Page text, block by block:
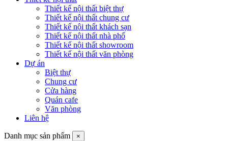
Thiết kế nội thất biệt thự
Thiết kế nội thất chung cư
Thiết kế nội thất khách sạn
Thiết kế nội thất nhà phố
Thiết kế nội thất showroom
Thiết kế nội thất văn phòng
Dự án
Biệt thự
Chung cư
Cửa hàng
Quán cafe
Văn phòng
Liên hệ
Danh mục sản phẩm ×